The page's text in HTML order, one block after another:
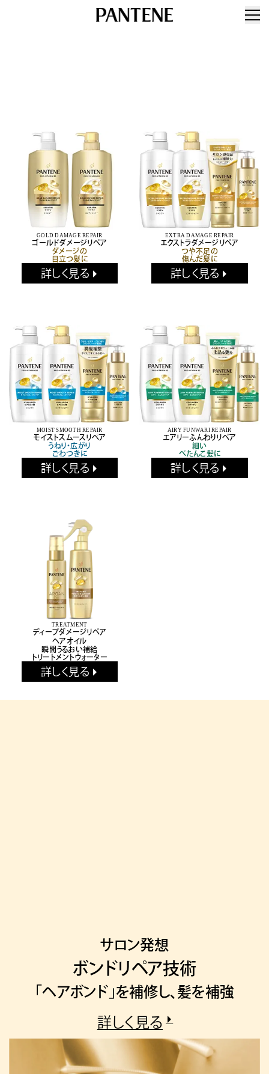
GOLD DAMAGE REPAIR
ゴールドダメージリペア
ダメージの
目立つ髪に
詳しく見る
EXTRA DAMAGE REPAIR
エクストラダメージリペア
つや不足の
傷んだ髪に
詳しく見る
MOIST SMOOTH REPAIR
モイストスムースリペア
うねり・広がり
ごわつきに
詳しく見る
AIRY FUNWARI REPAIR
エアリーふんわりリペア
細い
ぺたんこ髪に
詳しく見る
TREATMENT
ディープダメージリペア
ヘアオイル
瞬間うるおい補給
トリートメントウォーター
詳しく見る
サロン発想
ボンドリペア技術
「ヘアボンド」を補修し、髪を補強
詳しく見る